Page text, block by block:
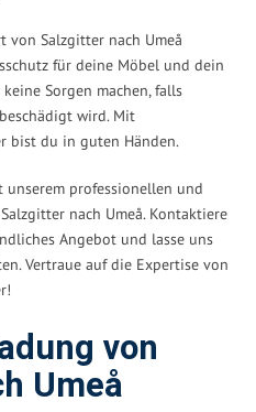
von Salzgitter nach Umeå
für deine Möbel und dein
Sorgen machen, falls
wird. Mit
bist du in guten Händen.
unserem professionellen und
nach Umeå. Kontaktiere
Angebot und lasse uns
Vertraue auf die Expertise von
von
Umeå